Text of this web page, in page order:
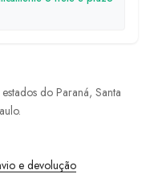
do Paraná, Santa
e devolução